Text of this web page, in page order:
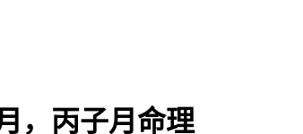
，丙子月命理